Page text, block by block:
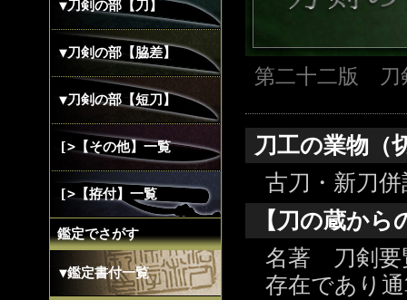
▼刀剣の部【刀】
▼刀剣の部【脇差】
▼刀剣の部【短刀】
[>【その他】一覧
[>【拵付】一覧
鑑定でさがす
▼鑑定書付一覧
第二十二版 刀
刀工の業物（
古刀・新刀併
【刀の蔵か
名著 刀剣要
存在であり